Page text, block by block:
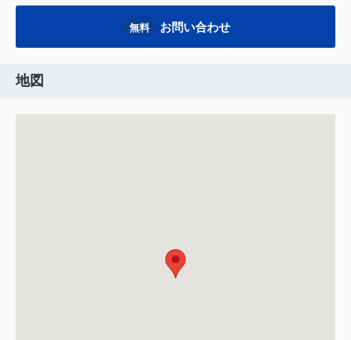
無料 お問い合わせ
地図